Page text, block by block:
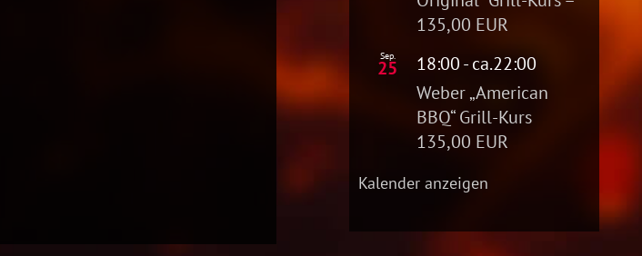
135,00 EUR
Sep.
25 18:00 - ca.22:00
Weber „American
BBQ“ Grill-Kurs
135,00 EUR
Kalender anzeigen